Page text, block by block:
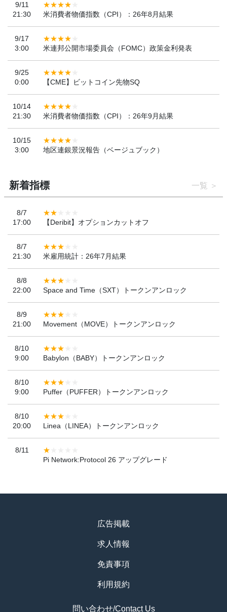
9/11
21:30
米消費者物価指数（CPI）：26年8月結果
9/17
3:00
米連邦公開市場委員会（FOMC）政策金利発表
9/25
0:00
【CME】ビットコイン先物SQ
10/14
21:30
米消費者物価指数（CPI）：26年9月結果
10/15
3:00
地区連銀景況報告（ベージュブック）
新着指標 一覧
8/7
17:00
【Deribit】オプションカットオフ
8/7
21:30
米雇用統計：26年7月結果
8/8
22:00
Space and Time（SXT）トークンアンロック
8/9
21:00
Movement（MOVE）トークンアンロック
8/10
9:00
Babylon（BABY）トークンアンロック
8/10
9:00
Puffer（PUFFER）トークンアンロック
8/10
20:00
Linea（LINEA）トークンアンロック
8/11
Pi Network:Protocol 26 アップグレード
広告掲載
求人情報
免責事項
利用規約
問い合わせ/Contact Us